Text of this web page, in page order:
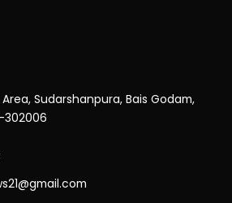
Sudarshanpura, Bais Godam,
302006